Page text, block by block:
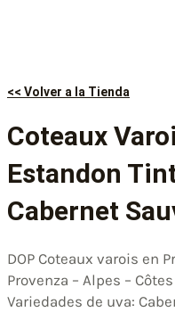
<< Volver a la Tienda
Coteaux
Estandon
Cabernet
DOP Coteaux varois en
Provenza – Alpes –
Variedades de uva: